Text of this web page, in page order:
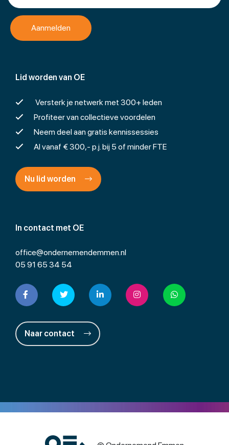
In contact met OE
office@ondernemendemmen.nl
05 91 65 34 54
Naar contact
Lid worden van OE
Versterk je netwerk met 300+ leden
Profiteer van collectieve voordelen
Neem deel aan gratis kennissessies
Al vanaf € 300,- p.j. bij 5 of minder FTE
Nu lid worden